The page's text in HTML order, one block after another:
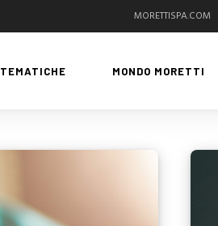
MORETTISPA.COM
TEMATICHE MONDO MORETTI